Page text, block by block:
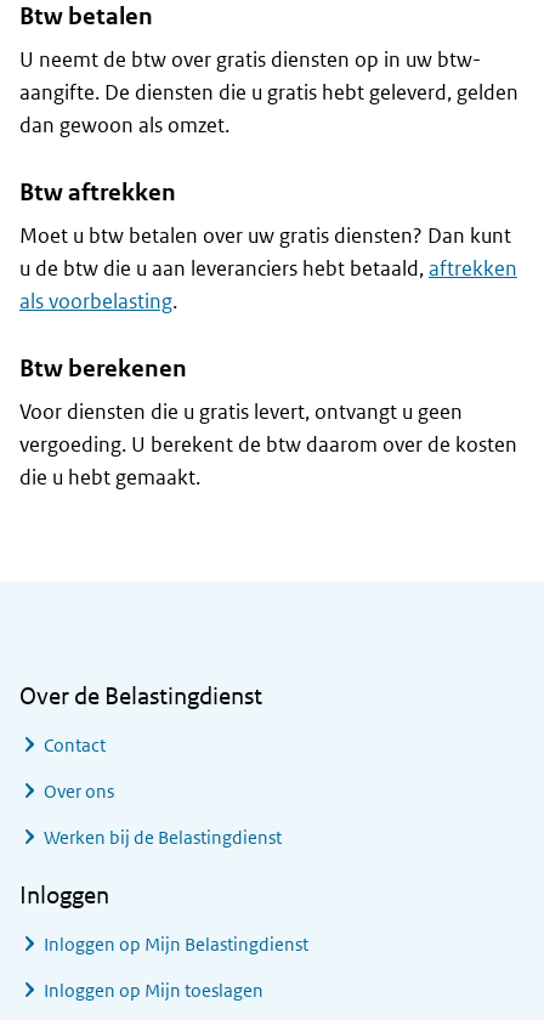
Btw betalen
U neemt de btw over gratis diensten op in uw btw-
aangifte. De diensten die u gratis hebt geleverd, gelden
dan gewoon als omzet.
Btw aftrekken
Moet u btw betalen over uw gratis diensten? Dan kunt
u de btw die u aan leveranciers hebt betaald,aftrekken
als voorbelasting.
Btw berekenen
Voor diensten die u gratis levert, ontvangt u geen
vergoeding. U berekent de btw daarom over de kosten
die u hebt gemaakt.
Over de Belastingdienst
Contact
Over ons
Werken bij de Belastingdienst
Inloggen
Inloggen op Mijn Belastingdienst
Inloggen op Mijn toeslagen